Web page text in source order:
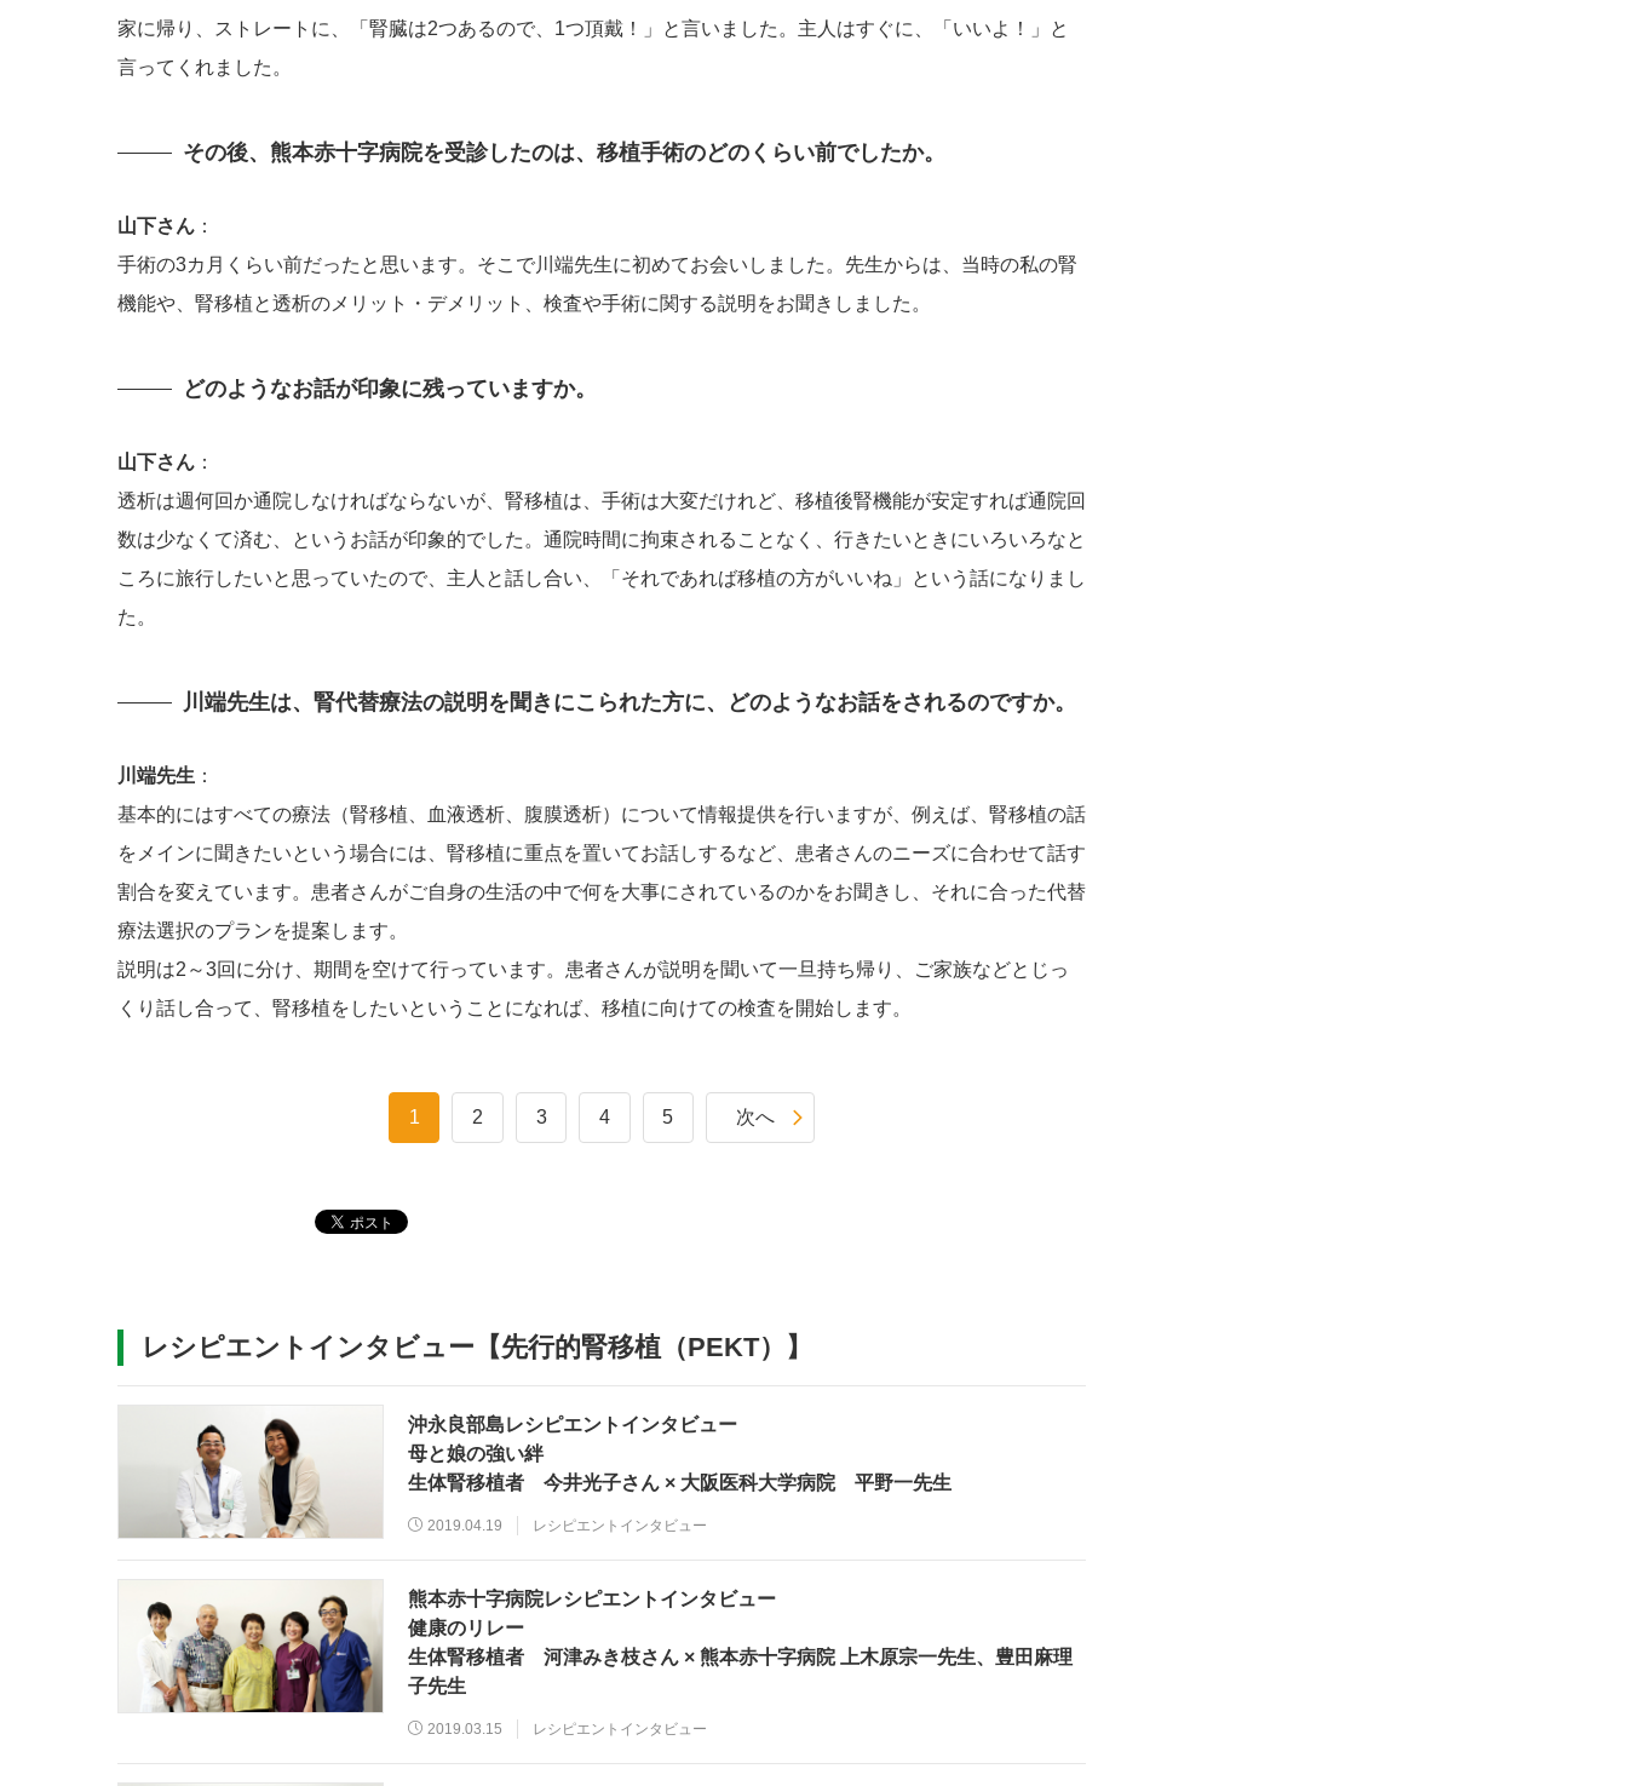
家に帰り、ストレートに、「腎臓は2つあるので、1つ頂戴！」と言いました。主人はすぐに、「いいよ！」と
言ってくれました。
その後、熊本赤十字病院を受診したのは、移植手術のどのくらい前でしたか。
山下さん ：
手術の3カ月くらい前だったと思います。そこで川端先生に初めてお会いしました。先生からは、当時の私の腎
機能や、腎移植と透析のメリット・デメリット、検査や手術に関する説明をお聞きしました。
どのようなお話が印象に残っていますか。
山下さん ：
透析は週何回か通院しなければならないが、腎移植は、手術は大変だけれど、移植後腎機能が安定すれば通院回
数は少なくて済む、というお話が印象的でした。通院時間に拘束されることなく、行きたいときにいろいろなと
ころに旅行したいと思っていたので、主人と話し合い、「それであれば移植の方がいいね」という話になりまし
た。
川端先生は、腎代替療法の説明を聞きにこられた方に、どのようなお話をされるのですか。
川端先生 ：
基本的にはすべての療法（腎移植、血液透析、腹膜透析）について情報提供を行いますが、例えば、腎移植の話
をメインに聞きたいという場合には、腎移植に重点を置いてお話しするなど、患者さんのニーズに合わせて話す
割合を変えています。患者さんがご自身の生活の中で何を大事にされているのかをお聞きし、それに合った代替
療法選択のプランを提案します。
説明は2～3回に分け、期間を空けて行っています。患者さんが説明を聞いて一旦持ち帰り、ご家族などとじっ
くり話し合って、腎移植をしたいということになれば、移植に向けての検査を開始します。
1 2 3 4 5 次へ
レシピエントインタビュー【先行的腎移植（PEKT）】
沖永良部島レシピエントインタビュー
母と娘の強い絆
生体腎移植者 今井光子さん × 大阪医科大学病院 平野一先生
2019.04.19 レシピエントインタビュー
熊本赤十字病院レシピエントインタビュー
健康のリレー
生体腎移植者 河津みき枝さん × 熊本赤十字病院 上木原宗一先生、豊田麻理
子先生
2019.03.15 レシピエントインタビュー